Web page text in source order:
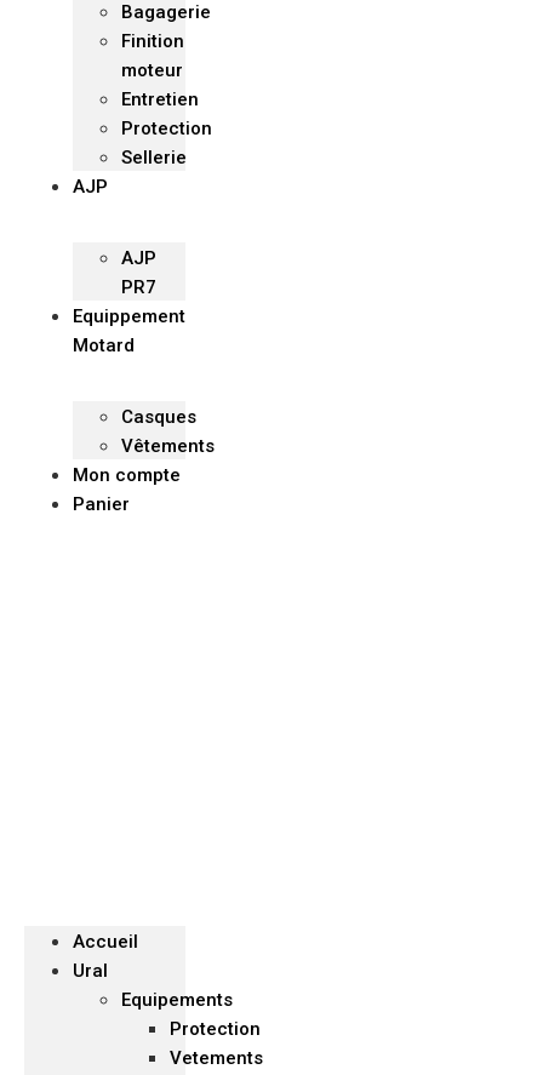
Bagagerie
Finition
moteur
Entretien
Protection
Sellerie
AJP
AJP
PR7
Equippement
Motard
Casques
Vêtements
Mon compte
Panier
Accueil
Ural
Equipements
Protection
Vetements